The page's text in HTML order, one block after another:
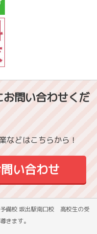
お問い合わせくだ
などはこちらから！
い合わせ
備校 坂出駅南口校 高校生の受
きます。